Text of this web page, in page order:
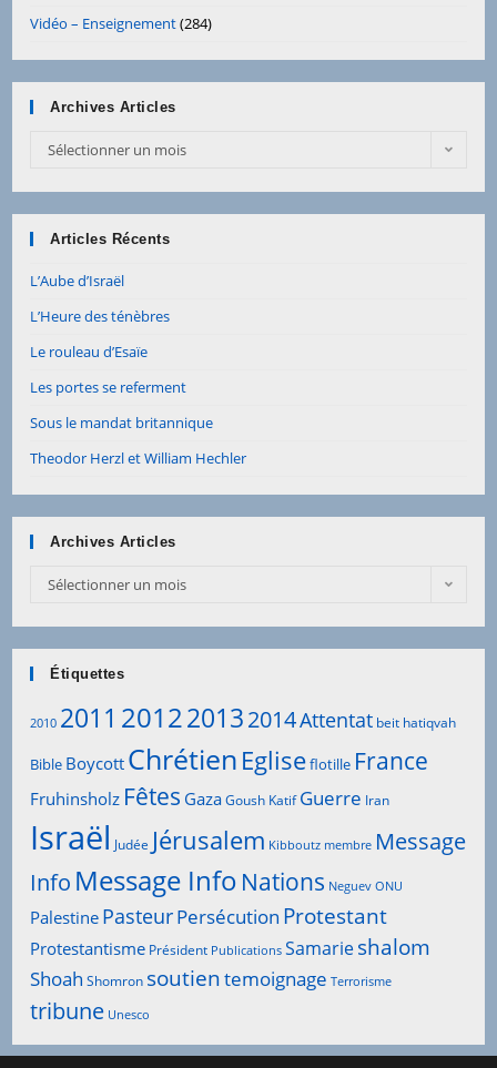
Vidéo – Enseignement(284)
Archives Articles
Sélectionner un mois
Articles Récents
L’Aube d’Israël
L’Heure des ténèbres
Le rouleau d’Esaïe
Les portes se referment
Sous le mandat britannique
Theodor Herzl et William Hechler
Archives Articles
Sélectionner un mois
Étiquettes
2010 2011 201220132014Attentat beit hatiqvah
Bible Boycott Chrétien Egliseflotille France
Fruhinsholz Fêtes GazaGoush Katif Guerre Iran
Israël Judée Jérusalem Kibboutz membre Message
Info Message Info Nations Neguev ONU
Palestine PasteurPersécution Protestant
Protestantisme Président Publications Samarieshalom
Shoah Shomron soutientemoignage Terrorisme
tribune Unesco